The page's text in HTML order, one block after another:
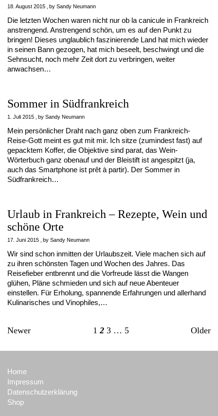
18. August 2015 by Sandy Neumann
Die letzten Wochen waren nicht nur ob la canicule in Frankreich
anstrengend. Anstrengend schön, um es auf den Punkt zu
bringen! Dieses unglaublich faszinierende Land hat mich wieder
in seinen Bann gezogen, hat mich beseelt, beschwingt und die
Sehnsucht, noch mehr Zeit dort zu verbringen, weiter
anwachsen…
Sommer in Südfrankreich
1. Juli 2015 by Sandy Neumann
Mein persönlicher Draht nach ganz oben zum Frankreich-
Reise-Gott meint es gut mit mir. Ich sitze (zumindest fast) auf
gepacktem Koffer, die Objektive sind parat, das Wein-
Wörterbuch ganz obenauf und der Bleistift ist angespitzt (ja,
auch das Smartphone ist prêt à partir). Der Sommer in
Südfrankreich…
Urlaub in Frankreich – Rezepte, Wein und
schöne Orte
17. Juni 2015 by Sandy Neumann
Wir sind schon inmitten der Urlaubszeit. Viele machen sich auf
zu ihren schönsten Tagen und Wochen des Jahres. Das
Reisefieber entbrennt und die Vorfreude lässt die Wangen
glühen, Pläne schmieden und sich auf neue Abenteuer
einstellen. Für Erholung, spannende Erfahrungen und allerhand
Kulinarisches und Vinophiles,…
Newer 1 2 3 … 5 Older
Home
Impressum
Datenschutzerklärung
Shop